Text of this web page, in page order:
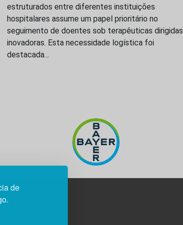
de
estruturados entre diferentes instituições
hospitalares assume um papel prioritário no
seguimento de doentes sob terapêuticas dirigidas
inovadoras. Esta necessidade logística foi
destacada…